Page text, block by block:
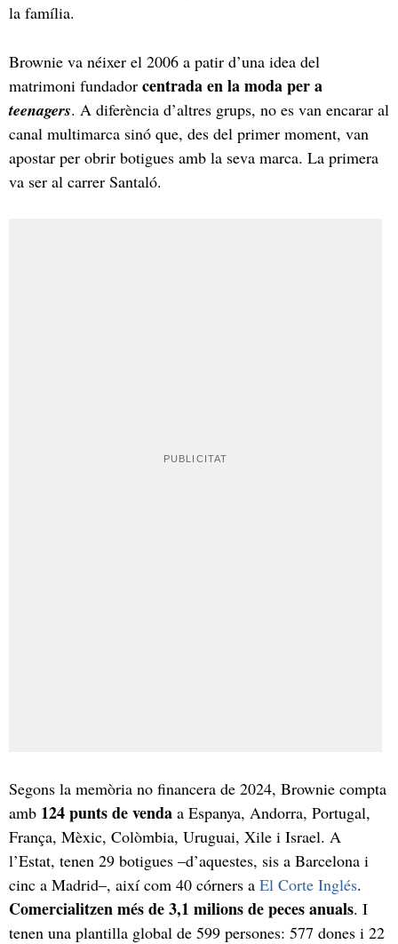
la família.
Brownie va néixer el 2006 a patir d’una idea del
matrimoni fundador centrada en la moda per a
teenagers. A diferència d’altres grups, no es van encarar al
canal multimarca sinó que, des del primer moment, van
apostar per obrir botigues amb la seva marca. La primera
va ser al carrer Santaló.
Segons la memòria no financera de 2024, Brownie compta
amb 124 punts de venda a Espanya, Andorra, Portugal,
França, Mèxic, Colòmbia, Uruguai, Xile i Israel. A
l’Estat, tenen 29 botigues –d’aquestes, sis a Barcelona i
cinc a Madrid–, així com 40 córners a El Corte Inglés.
Comercialitzen més de 3,1 milions de peces anuals. I
tenen una plantilla global de 599 persones: 577 dones i 22